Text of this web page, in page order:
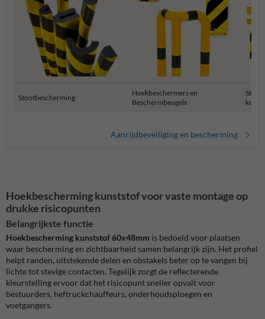
Stootbescherming
Hoekbeschermers en
Beschermbeugels
Aanrijdbeveiliging en bescherming
Hoekbescherming kunststof voor vaste montage op
drukke risicopunten
Belangrijkste functie
Hoekbescherming kunststof 60x48mm is bedoeld voor plaatsen
waar bescherming en zichtbaarheid samen belangrijk zijn. Het profiel
helpt randen, uitstekende delen en obstakels beter op te vangen bij
lichte tot stevige contacten. Tegelijk zorgt de reflecterende
kleurstelling ervoor dat het risicopunt sneller opvalt voor
bestuurders, heftruckchauffeurs, onderhoudsploegen en
voetgangers.